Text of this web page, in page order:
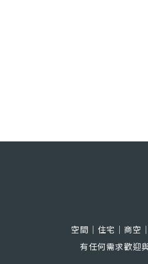
空間｜住宅｜商空
有任何需求歡迎